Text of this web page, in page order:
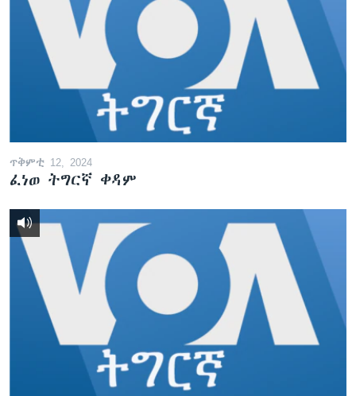
ጥቅምቲ 12, 2024
ፈነወ ትግርኛ ቀዳም